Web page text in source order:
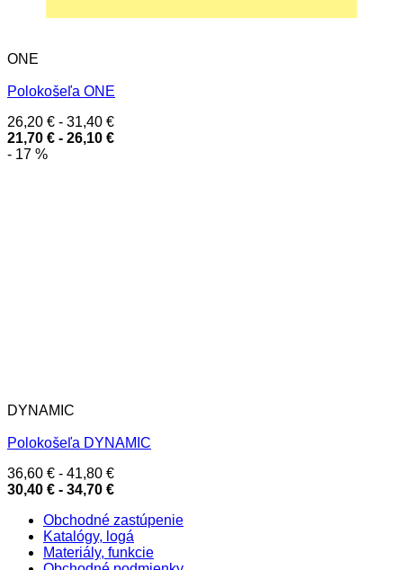
ONE
Polokošeľa ONE
26,20 € - 31,40 €
21,70 € - 26,10 €
- 17 %
DYNAMIC
Polokošeľa DYNAMIC
36,60 € - 41,80 €
30,40 € - 34,70 €
Obchodné zastúpenie
Katalógy, logá
Materiály, funkcie